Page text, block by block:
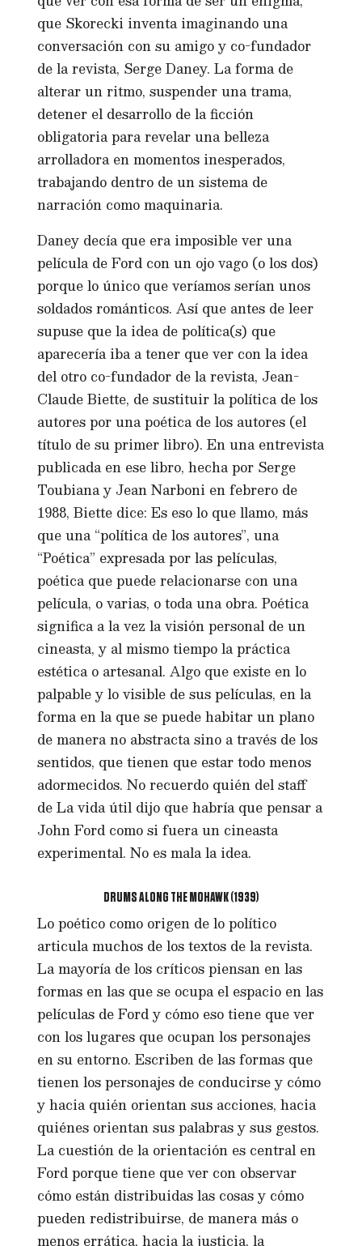
que Skorecki inventa imaginando una
conversación con su amigo y co-fundador
de la revista, Serge Daney. La forma de
alterar un ritmo, suspender una trama,
detener el desarrollo de la ficción
obligatoria para revelar una belleza
arrolladora en momentos inesperados,
trabajando dentro de un sistema de
narración como maquinaria.
Daney decía que era imposible ver una
película de Ford con un ojo vago (o los dos)
porque lo único que veríamos serían unos
soldados románticos. Así que antes de leer
supuse que la idea de política(s) que
aparecería iba a tener que ver con la idea
del otro co-fundador de la revista, Jean-
Claude Biette, de sustituir la política de los
autores por una poética de los autores (el
título de su primer libro). En una entrevista
publicada en ese libro, hecha por Serge
Toubiana y Jean Narboni en febrero de
1988, Biette dice: Es eso lo que llamo, más
que una “política de los autores”, una
“Poética” expresada por las películas,
poética que puede relacionarse con una
película, o varias, o toda una obra. Poética
significa a la vez la visión personal de un
cineasta, y al mismo tiempo la práctica
estética o artesanal. Algo que existe en lo
palpable y lo visible de sus películas, en la
forma en la que se puede habitar un plano
de manera no abstracta sino a través de los
sentidos, que tienen que estar todo menos
adormecidos. No recuerdo quién del staff
de La vida útil dijo que habría que pensar a
John Ford como si fuera un cineasta
experimental. No es mala la idea.
DRUMS ALONG THE MOHAWK (1939)
Lo poético como origen de lo político
articula muchos de los textos de la revista.
La mayoría de los críticos piensan en las
formas en las que se ocupa el espacio en las
películas de Ford y cómo eso tiene que ver
con los lugares que ocupan los personajes
en su entorno. Escriben de las formas que
tienen los personajes de conducirse y cómo
y hacia quién orientan sus acciones, hacia
quiénes orientan sus palabras y sus gestos.
La cuestión de la orientación es central en
Ford porque tiene que ver con observar
cómo están distribuidas las cosas y cómo
pueden redistribuirse, de manera más o
menos errática, hacia la justicia, la